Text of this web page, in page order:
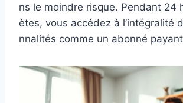
ns le moindre risque. Pendant 24
ètes, vous accédez à l’intégralité
nnalités comme un abonné